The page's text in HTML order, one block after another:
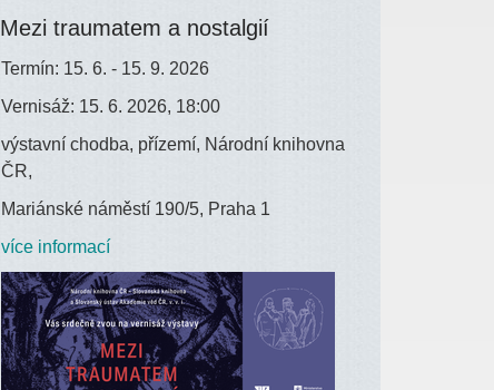
Mezi traumatem a nostalgií
Termín: 15. 6. - 15. 9. 2026
Vernisáž: 15. 6. 2026, 18:00
výstavní chodba, přízemí, Národní knihovna
ČR,
Mariánské náměstí 190/5, Praha 1
více informací